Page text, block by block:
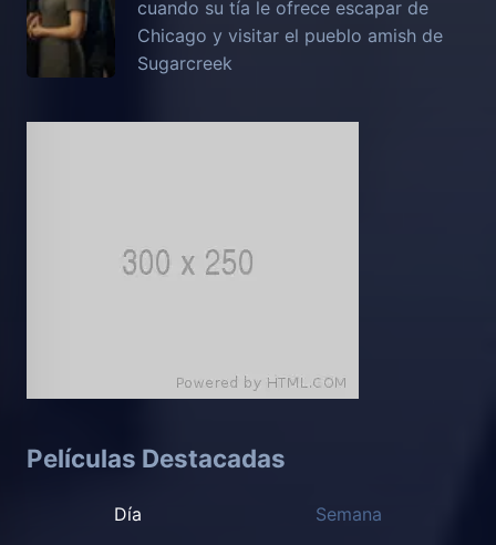
cuando su tía le ofrece escapar de
Chicago y visitar el pueblo amish de
Sugarcreek
Películas Destacadas
Día Semana